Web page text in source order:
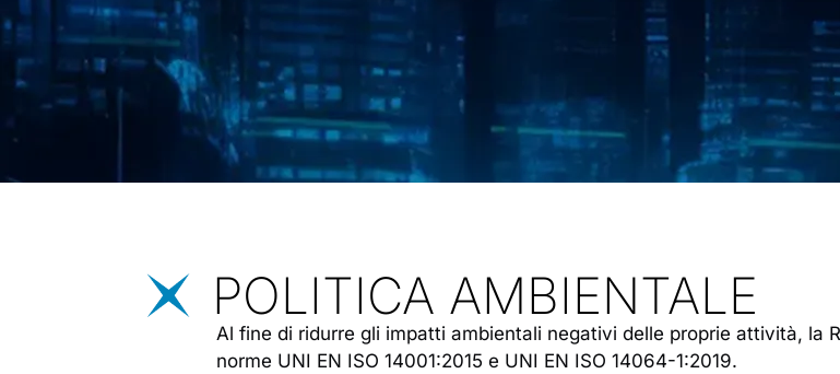
POLITICA AMBIENTALE
Al fine di ridurre gli impatti ambientali negativi delle proprie attività, la
norme UNI EN ISO 14001:2015 e UNI EN ISO 14064-1:2019.